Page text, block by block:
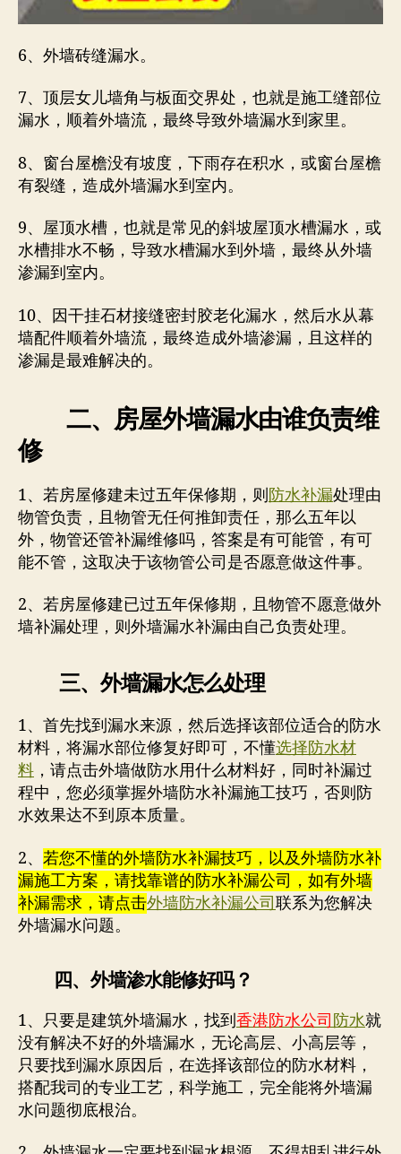
6、外墙砖缝漏水。
7、顶层女儿墙角与板面交界处，也就是施工缝部位
漏水，顺着外墙流，最终导致外墙漏水到家里。
8、窗台屋檐没有坡度，下雨存在积水，或窗台屋檐
有裂缝，造成外墙漏水到室内。
9、屋顶水槽，也就是常见的斜坡屋顶水槽漏水，或
水槽排水不畅，导致水槽漏水到外墙，最终从外墙
渗漏到室内。
10、因干挂石材接缝密封胶老化漏水，然后水从幕
墙配件顺着外墙流，最终造成外墙渗漏，且这样的
渗漏是最难解决的。
二、房屋外墙漏水由谁负责维
修
1、若房屋修建未过五年保修期，则 防水补漏处理由
物管负责，且物管无任何推卸责任，那么五年以
外，物管还管补漏维修吗，答案是有可能管，有可
能不管，这取决于该物管公司是否愿意做这件事。
2、若房屋修建已过五年保修期，且物管不愿意做外
墙补漏处理，则外墙漏水补漏由自己负责处理。
三、外墙漏水怎么处理
1、首先找到漏水来源，然后选择该部位适合的防水
材料，将漏水部位修复好即可，不懂选择防水材
料 ，请点击外墙做防水用什么材料好，同时补漏过
程中，您必须掌握外墙防水补漏施工技巧，否则防
水效果达不到原本质量。
2、 若您不懂的外墙防水补漏技巧，以及外墙防水补
漏施工方案，请找靠谱的防水补漏公司，如有外墙
补漏需求，请点击外墙防水补漏公司联系为您解决
外墙漏水问题。
四、外墙渗水能修好吗？
1、只要是建筑外墙漏水，找到香港防水公司 防水就
没有解决不好的外墙漏水，无论高层、小高层等，
只要找到漏水原因后，在选择该部位的防水材料，
搭配我司的专业工艺，科学施工，完全能将外墙漏
水问题彻底根治。